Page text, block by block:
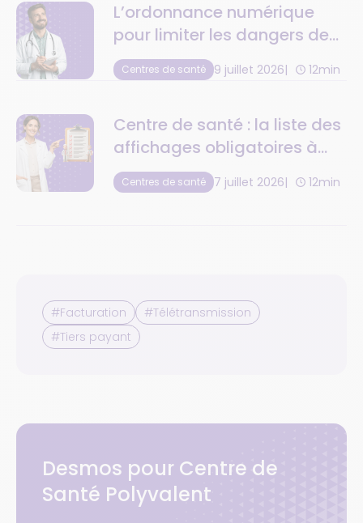
L’ordonnance numérique
pour limiter les dangers de
la retranscription
médicamenteuse
Centres de santé 9 juillet 2026 12min
Centre de santé : la liste des
affichages obligatoires à
respecter
Centres de santé 7 juillet 2026 12min
#Facturation
#Télétransmission
#Tiers payant
Desmos pour Centre de
Santé Polyvalent